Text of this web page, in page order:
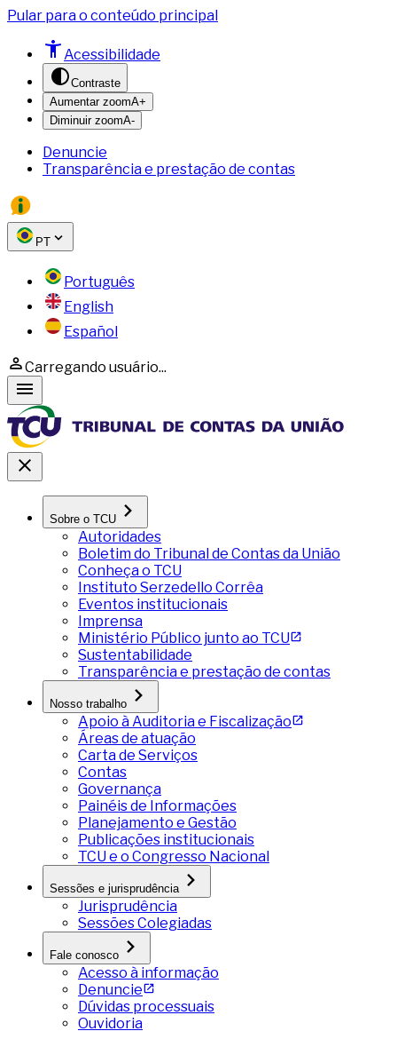
Pular para o conteúdo principal
Acessibilidade
Contraste
Aumentar zoomA+
Diminuir zoomA-
Denuncie
Transparência e prestação de contas
PT
Português
English
Español
Carregando usuário...
Sobre o TCU
Autoridades
Boletim do Tribunal de Contas da União
Conheça o TCU
Instituto Serzedello Corrêa
Eventos institucionais
Imprensa
Ministério Público junto ao TCU
Sustentabilidade
Transparência e prestação de contas
Nosso trabalho
Apoio à Auditoria e Fiscalização
Áreas de atuação
Carta de Serviços
Contas
Governança
Painéis de Informações
Planejamento e Gestão
Publicações institucionais
TCU e o Congresso Nacional
Sessões e jurisprudência
Jurisprudência
Sessões Colegiadas
Fale conosco
Acesso à informação
Denuncie
Dúvidas processuais
Ouvidoria